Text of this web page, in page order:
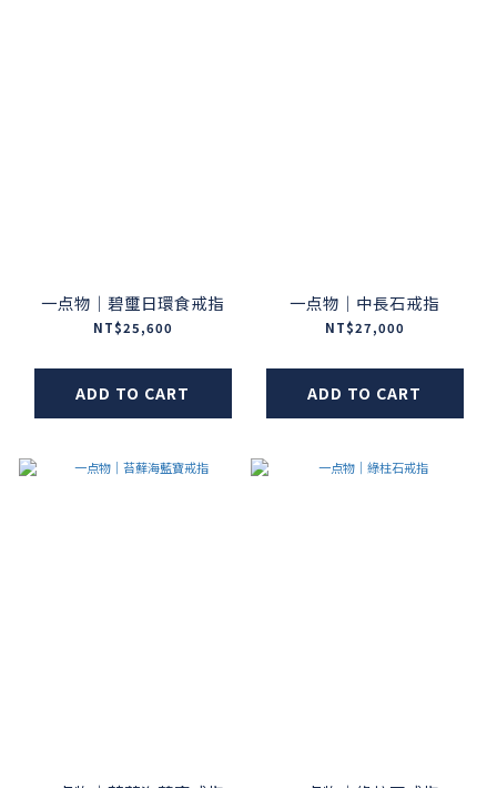
一点物｜碧璽日環食戒指
NT$25,600
ADD TO CART
一点物｜中長石戒指
NT$27,000
ADD TO CART